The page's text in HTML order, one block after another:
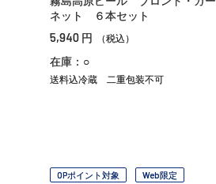
ネット ６本セット
5,940 円 （税込）
在庫：○
送料込冷蔵 二重包装不可
OPポイント対象
Web限定